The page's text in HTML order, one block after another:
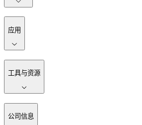
应用
工具与资源
公司信息